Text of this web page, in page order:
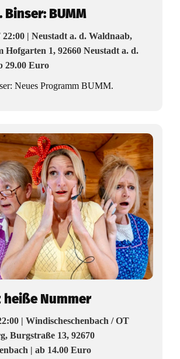
Binser: BUMM
| Neustadt a. d. Waldnaab,
Hofgarten 1, 92660 Neustadt a. d.
29.00 Euro
Neues Programm BUMM.
heiße Nummer
| Windischeschenbach / OT
Burgstraße 13, 92670
| ab 14.00 Euro